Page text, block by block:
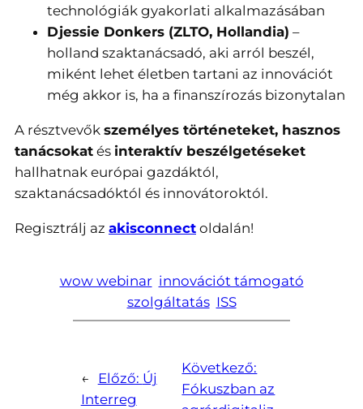
technológiák gyakorlati alkalmazásában
Djessie Donkers (ZLTO, Hollandia) –
holland szaktanácsadó, aki arról beszél,
miként lehet életben tartani az innovációt
még akkor is, ha a finanszírozás bizonytalan
A résztvevők személyes történeteket, hasznos
tanácsokat és interaktív beszélgetéseket
hallhatnak európai gazdáktól,
szaktanácsadóktól és innovátoroktól.
Regisztrálj az akisconnect oldalán!
wow webinar innovációt támogató
szolgáltatás ISS
← Előző: Új
Interreg
Következő:
Fókuszban az